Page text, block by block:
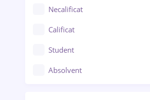
Chimie / Biochimie
Confecții / Design vestimentar
Construcții / Instalații
Controlul calității
Necalificat
Calificat
Student
Absolvent